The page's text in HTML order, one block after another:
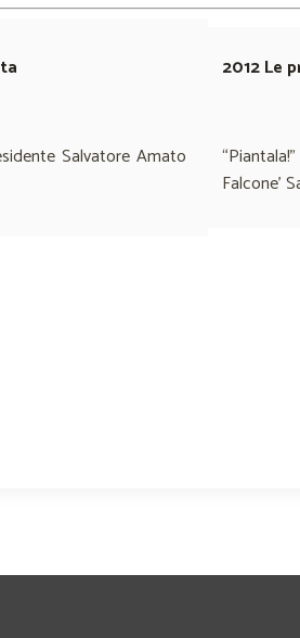
Salvatore Amato
2012 Le
Falcone’